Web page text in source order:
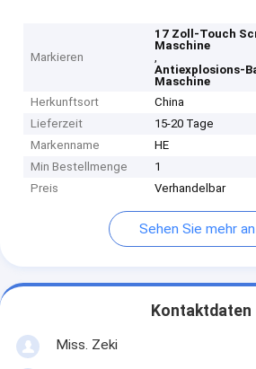
Markieren
17 Zoll-Touch
Maschine
,
Antiexplosions-
Maschine
Herkunftsort
China
Lieferzeit
15-20 Tage
Markenname
HE
Min Bestellmenge
1
Preis
Verhandelbar
Sehen Sie mehr an
Kontaktdaten
Miss. Zeki